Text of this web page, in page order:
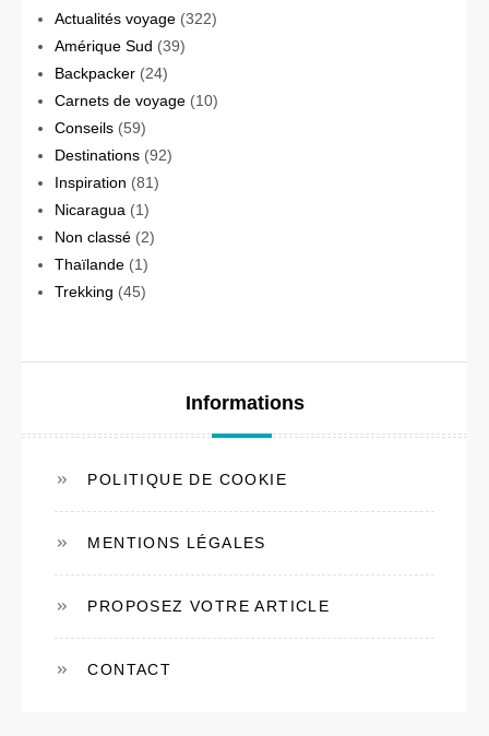
Actualités voyage (322)
Amérique Sud (39)
Backpacker (24)
Carnets de voyage (10)
Conseils (59)
Destinations (92)
Inspiration (81)
Nicaragua (1)
Non classé (2)
Thaïlande (1)
Trekking (45)
Informations
POLITIQUE DE COOKIE
MENTIONS LÉGALES
PROPOSEZ VOTRE ARTICLE
CONTACT